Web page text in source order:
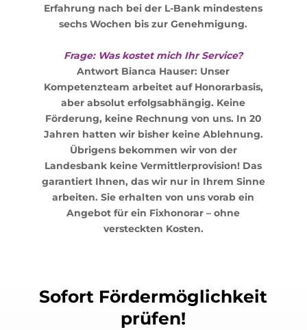
Erfahrung nach bei der L-Bank mindestens
sechs Wochen bis zur Genehmigung.
Frage: Was kostet mich Ihr Service?
Antwort Bianca Hauser: Unser
Kompetenzteam arbeitet auf Honorarbasis,
aber absolut erfolgsabhängig. Keine
Förderung, keine Rechnung von uns. In 20
Jahren hatten wir bisher keine Ablehnung.
Übrigens bekommen wir von der
Landesbank keine Vermittlerprovision! Das
garantiert Ihnen, das wir nur in Ihrem Sinne
arbeiten. Sie erhalten von uns vorab ein
Angebot für ein Fixhonorar – ohne
versteckten Kosten.
Sofort Fördermöglichkeit
prüfen!